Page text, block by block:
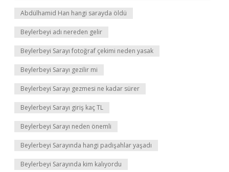
Abdülhamid Han hangi sarayda öldü
Beylerbeyi adı nereden gelir
Beylerbeyi Sarayı fotoğraf çekimi neden yasak
Beylerbeyi Sarayı gezilir mi
Beylerbeyi Sarayı gezmesi ne kadar sürer
Beylerbeyi Sarayı giriş kaç TL
Beylerbeyi Sarayı neden önemli
Beylerbeyi Sarayında hangi padişahlar yaşadı
Beylerbeyi Sarayında kim kalıyordu